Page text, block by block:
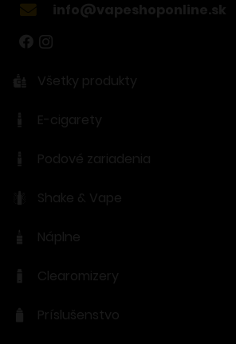
info@vapeshoponline.sk
Všetky produkty
E-cigarety
Podové zariadenia
Shake & Vape
Náplne
Clearomizery
Príslušenstvo